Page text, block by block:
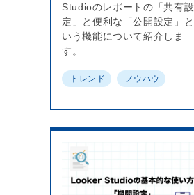
Studioのレポートの「共有設
定」と便利な「公開設定」と
いう機能について紹介しま
す。
トレンド ノウハウ